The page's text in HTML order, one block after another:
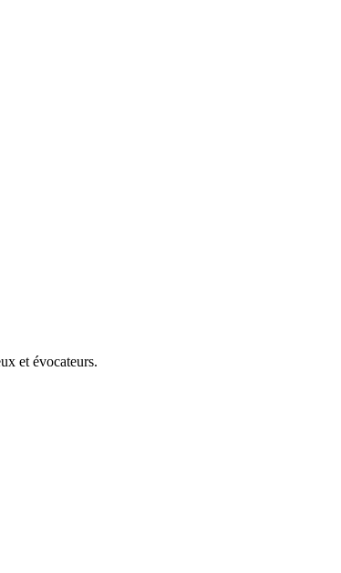
et évocateurs.